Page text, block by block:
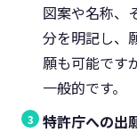
図案や名称、
分を明記し、
願も可能です
一般的です。
特許庁への出